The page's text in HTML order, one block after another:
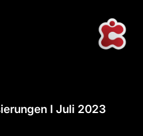
I Juli 2023